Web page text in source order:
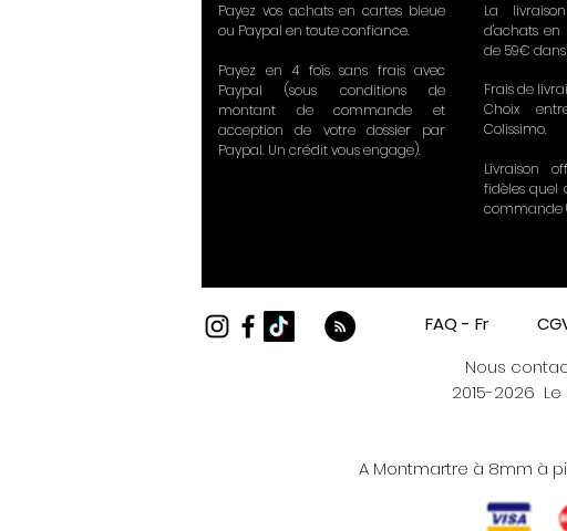
Payez vos achats en cartes bleue
ou Paypal en toute confiance.
Payez en 4 fois sans frais avec
Paypal (sous conditions de
montant de commande et
acception de votre dossier par
Paypal. Un crédit vous engage).
La
d'achats en
de 59€
Frais de
Choix
Colissimo.
Livraison
fidèles quel
commande
FAQ - Fr
Nous
2015-2026
A Montmartre à 8mm à